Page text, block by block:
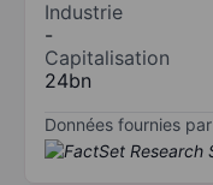
Industrie
-
Capitalisation
24bn
Données fournies par